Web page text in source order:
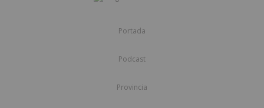
Portada
Podcast
Provincia